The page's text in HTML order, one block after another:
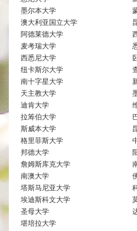
墨尔本大学
澳大利亚国立大学
阿德莱德大学
麦考瑞大学
西悉尼大学
纽卡斯尔大学
南十字星大学
天主教大学
迪肯大学
拉筹伯大学
斯威本大学
格里菲斯大学
邦德大学
詹姆斯库克大学
南澳大学
塔斯马尼亚大学
埃迪斯科文大学
圣母大学
堪培拉大学